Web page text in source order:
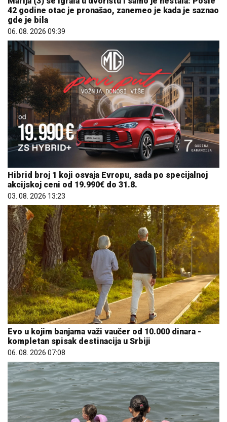
42 godine otac je pronašao, zanemeo je kada je saznao
gde je bila
06. 08. 2026 09:39
Hibrid broj 1 koji osvaja Evropu, sada po specijalnoj
akcijskoj ceni od 19.990€ do 31.8.
03. 08. 2026 13:23
Evo u kojim banjama važi vaučer od 10.000 dinara -
kompletan spisak destinacija u Srbiji
06. 08. 2026 07:08